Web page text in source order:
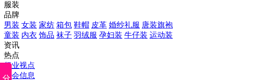
服装
品牌
男装 女装 家纺 箱包 鞋帽 皮革 婚纱礼服 唐装旗袍
童装 内衣 饰品 袜子 羽绒服 孕妇装 牛仔装 运动装
资讯
热点
行业视点
展会信息